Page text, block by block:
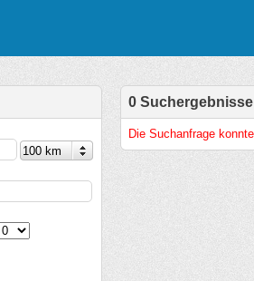
0 Suchergebnisse
Die Suchanfrage